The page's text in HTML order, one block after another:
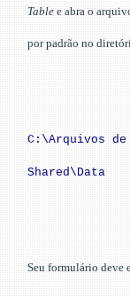
Table e abra o
por padrão no
C:\Arquivos de
Shared\Data
Seu formulário deve